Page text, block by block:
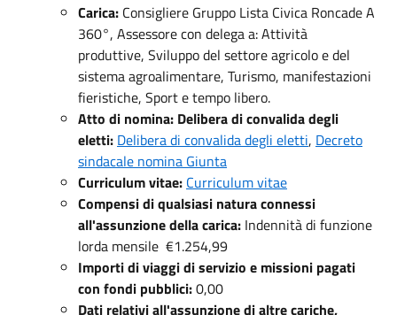
Carica: Consigliere Gruppo Lista Civica Roncade A
360°, Assessore con delega a: Attività
produttive, Sviluppo del settore agricolo e del
sistema agroalimentare, Turismo, manifestazioni
fieristiche, Sport e tempo libero.
Atto di nomina: Delibera di convalida degli
eletti: Delibera di convalida degli eletti, Decreto
sindacale nomina Giunta
Curriculum vitae: Curriculum vitae
Compensi di qualsiasi natura connessi
all'assunzione della carica: Indennità di funzione
lorda mensile €1.254,99
Importi di viaggi di servizio e missioni pagati
con fondi pubblici:0,00
Dati relativi all'assunzione di altre cariche,